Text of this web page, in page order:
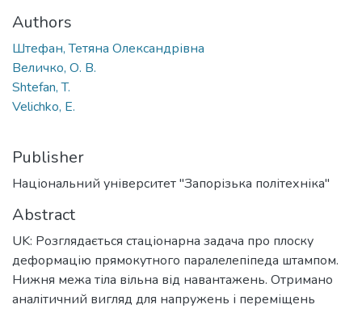
Authors
Штефан, Тетяна Олександрівна
Величко, О. В.
Shtefan, T.
Velichko, E.
Publisher
Національний університет "Запорізька політехніка"
Abstract
UK: Розглядається стаціонарна задача про плоску
деформацію прямокутного паралелепіпеда штампом.
Нижня межа тіла вільна від навантажень. Отримано
аналітичний вигляд для напружень і переміщень